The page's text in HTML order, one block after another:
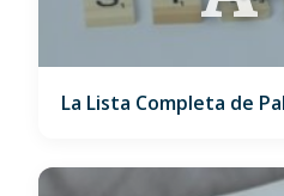
La Lista Completa de